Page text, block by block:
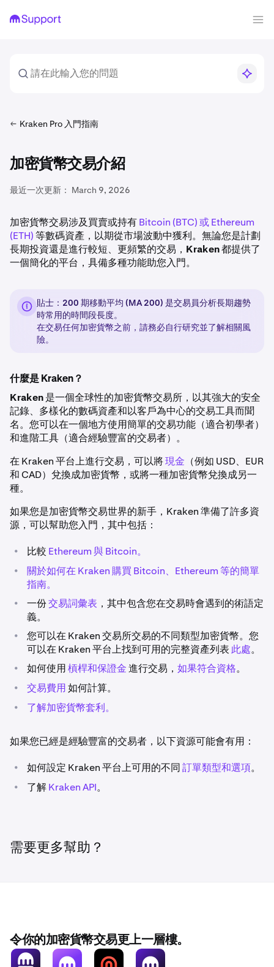
Kraken Pro 入門指南
加密貨幣交易介紹
最近一次更新： March 9, 2026
加密貨幣交易涉及買賣或持有Bitcoin (BTC) 或 Ethereum
(ETH)等數碼資產，以期從市場波動中獲利。無論您是計劃
長期投資還是進行較短、更頻繁的交易， Kraken都提供了
一個簡化的平台，具備多種功能助您入門。
貼士：200 期移動平均 (MA 200) 是交易員分析長期趨勢
時常用的時間段長度。
在交易任何加密貨幣之前，請務必自行研究並了解相關風
險。
什麼是 Kraken？
Kraken是一個全球性的加密貨幣交易所，以其強大的安全
記錄、多樣化的數碼資產和以客戶為中心的交易工具而聞
名。您可以在一個地方使用簡單的交易功能（適合初學者）
和進階工具（適合經驗豐富的交易者）。
在 Kraken 平台上進行交易，可以將現金 （例如 USD、EUR
和 CAD）兌換成加密貨幣，或將一種加密貨幣兌換成另一
種。
如果您是加密貨幣交易世界的新手，Kraken 準備了許多資
源，可以幫助您入門，其中包括：
• 比較 Ethereum 與 Bitcoin。
•
關於如何在 Kraken 購買 Bitcoin、Ethereum 等的簡單
指南。
• 一份交易詞彙表 ，其中包含您在交易時會遇到的術語定
義。
•
您可以在 Kraken 交易所交易的不同類型加密貨幣。您
可以在 Kraken 平台上找到可用的完整資產列表 此處。
• 如何使用槓桿和保證金進行交易， 如果符合資格。
• 交易費用如何計算。
• 了解加密貨幣套利。
如果您已經是經驗豐富的交易者，以下資源可能會有用：
• 如何設定 Kraken 平台上可用的不同訂單類型和選項。
• 了解Kraken API。
需要更多幫助？
令你的加密貨幣交易更上一層樓。